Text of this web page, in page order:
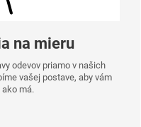
na mieru
odevov priamo v našich
vašej postave, aby vám
má.